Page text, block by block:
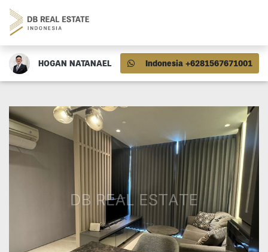
HOGAN NATANAEL Indonesia +6281567671001